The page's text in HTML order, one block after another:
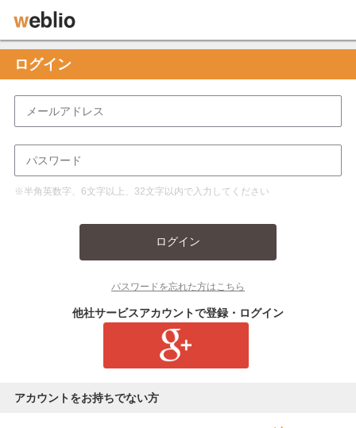
ログイン
※半角英数字、6文字以上、32文字以内で入力してください
ログイン
パスワードを忘れた方はこちら
他社サービスアカウントで登録・ログイン
アカウントをお持ちでない方